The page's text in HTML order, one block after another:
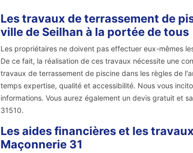
Les travaux de terrassement de
ville de Seilhan à la portée de tous
Les propriétaires ne doivent pas effectuer eux-mêmes
De ce fait, la réalisation de ces travaux nécessite une
travaux de terrassement de piscine dans les règles de
temps expertise, qualité et accessibilité. Nous vous
informations. Vous aurez également un devis gratuit et
31510.
Les aides financières et les
Maçonnerie 31